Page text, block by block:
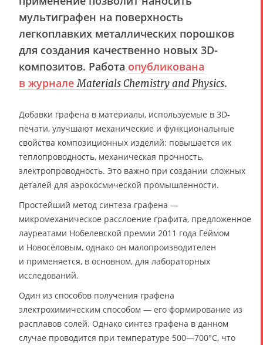
мультиграфен на поверхность
легкоплавких металлических порошков
для создания качественно новых 3D-
композитов. Работа опубликована
в журнале Materials Chemistry and Physics.
Добавки графена в материалы, используемые в 3D-
печати, улучшают механические и функциональные
свойства композиционных изделий: повышается их
теплопроводность, механическая прочность,
электропроводность. Это важно при создании сложных
деталей для аэрокосмической промышленности.
Простейший метод синтеза графена —
микромеханическое расслоение графита, предложенное
лауреатами Нобелевской премии 2011 года Геймом
и Новосёловым, однако он малопроизводителен
и применяется, в основном, для лабораторных
исследований.
Один из способов получения графена
электрохимическим способом — его формирование из
расплавов солей. Однако синтез графена в данном
случае проводится при температуре 500—700°C, что